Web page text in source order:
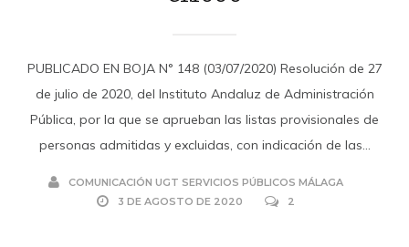
PUBLICADO EN BOJA N° 148 (03/07/2020) Resolución de 27
de julio de 2020, del Instituto Andaluz de Administración
Pública, por la que se aprueban las listas provisionales de
personas admitidas y excluidas, con indicación de las...
COMUNICACIÓN UGT SERVICIOS PÚBLICOS MÁLAGA
3 DE AGOSTO DE 2020
2